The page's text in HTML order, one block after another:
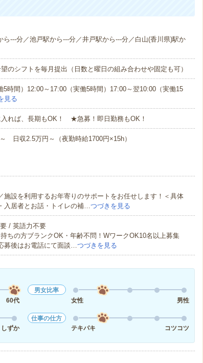
---分／池戸駅から---分／井戸駅から---分／白山(香川県)駅か
のシフトを毎月提出（日数と曜日の組み合わせや固定も可）
時間）12:00～17:00（実働5時間）17:00～翌10:00（実働15
見る
れば、長期もOK！ ★急募！即日勤務もOK！
日収2.5万円～（夜勤時給1700円×15h）
施設を利用するお年寄りのサポートをお任せします！＜具体
入居者とお話・トイレの補…つづきを見る
/ 英語力不要
ちの方ブランクOK・年齢不問！WワークOK10名以上募集
募後はお電話にて面談…つづきを見る
60代
男女比率
女性
男性
しずか
仕事の仕方
テキパキ
コツコツ